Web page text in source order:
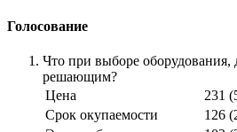
Голосование
Что при выборе оборудования,
решающим?
Цена
231
Срок окупаемости
126